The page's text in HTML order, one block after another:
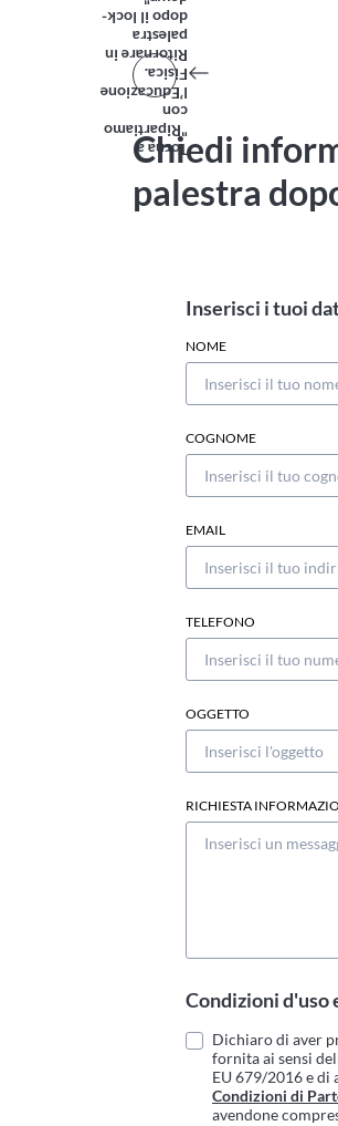
Torna a
"Ripartiamo
con
l’Educazione
Fisica.
Ritornare in
palestra
dopo il lock-
Chiedi
palestra
Inserisci i tuoi
NOME
COGNOME
EMAIL
TELEFONO
OGGETTO
RICHIESTA
Condizioni d'uso
Dichiaro di aver
fornita ai sensi
EU 679/2016 e di
Condizioni di
avendone